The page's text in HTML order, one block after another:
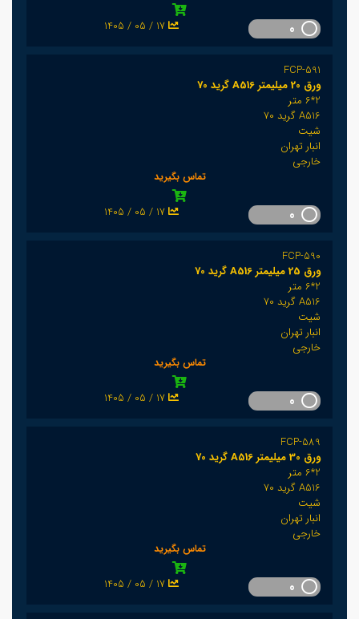
1405 / 05 / 17
FCP-591
ورق 20 میلیمتر A516 گرید 70
2*6 متر
A516 گرید 70
شیت
انبار تهران
خارجی
تماس بگیرید
1405 / 05 / 17
FCP-590
ورق 25 میلیمتر A516 گرید 70
2*6 متر
A516 گرید 70
شیت
انبار تهران
خارجی
تماس بگیرید
1405 / 05 / 17
FCP-589
ورق 30 میلیمتر A516 گرید 70
2*6 متر
A516 گرید 70
شیت
انبار تهران
خارجی
تماس بگیرید
1405 / 05 / 17